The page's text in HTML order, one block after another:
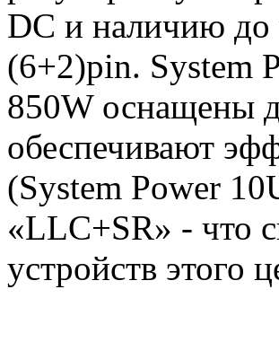
DC и наличию до
(6+2)pin. System
850W оснащены
обеспечивают
(System Power
«LLC+SR» - что
устройств этого